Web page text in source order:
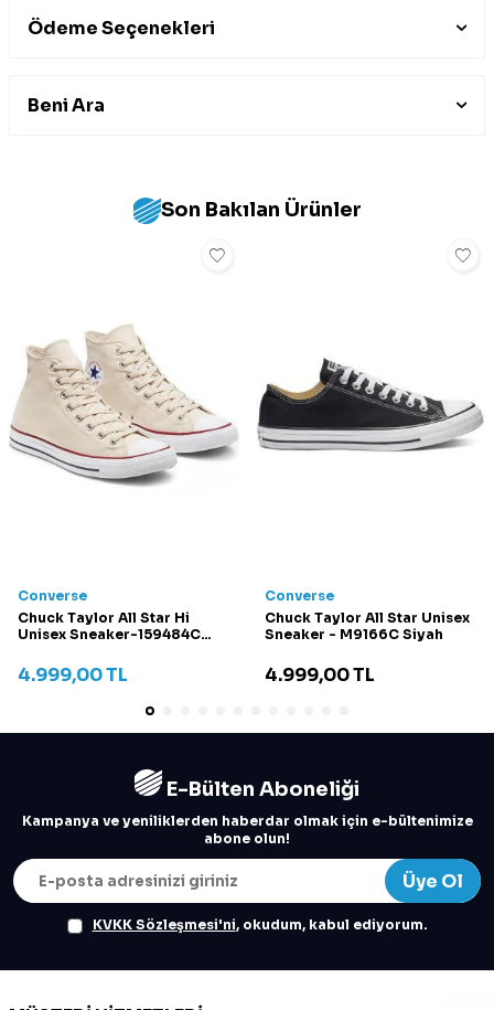
Ödeme Seçenekleri
Beni Ara
Son Bakılan Ürünler
Converse
Chuck Taylor All Star Hi
Unisex Sneaker-159484C
4.999,00TL
Converse
Chuck Taylor All Star Unisex
Sneaker - M9166C Siyah
4.999,00TL
E-Bülten Aboneliği
Kampanya ve yeniliklerden haberdar olmak için e-bültenimize
abone olun!
Üye Ol
KVKK Sözleşmesi'ni, okudum, kabul ediyorum.